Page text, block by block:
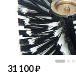
31 100₽